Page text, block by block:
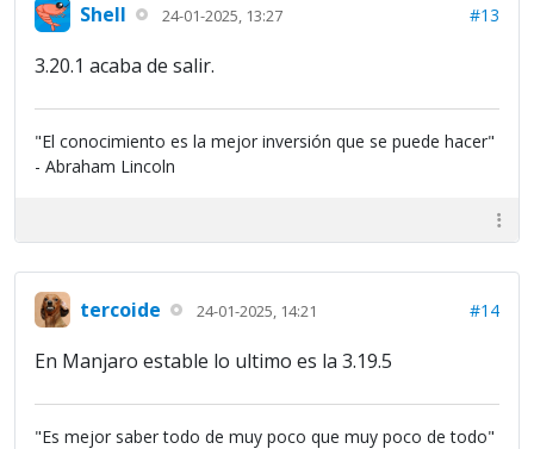
Shell 24-01-2025, 13:27 #13
3.20.1 acaba de salir.
"El conocimiento es la mejor inversión que se puede hacer"
- Abraham Lincoln
tercoide 24-01-2025, 14:21 #14
En Manjaro estable lo ultimo es la 3.19.5
"Es mejor saber todo de muy poco que muy poco de todo"